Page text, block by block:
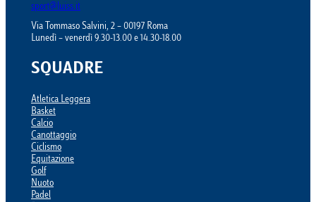
sport@luiss.it
Via Tommaso Salvini, 2 – 00197 Roma
Lunedì – venerdì 9.30-13.00 e 14.30-18.00
SQUADRE
Atletica Leggera
Basket
Calcio
Canottaggio
Ciclismo
Equitazione
Golf
Nuoto
Padel